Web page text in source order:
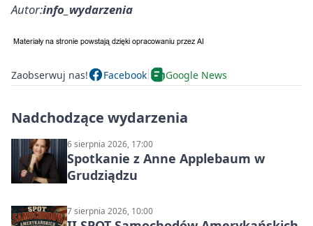
Autor:info_wydarzenia
Zaobserwuj nas! Facebook Google News
Nadchodzące wydarzenia
6 sierpnia 2026, 17:00
Spotkanie z Anne Applebaum w
Grudziądzu
7 sierpnia 2026, 10:00